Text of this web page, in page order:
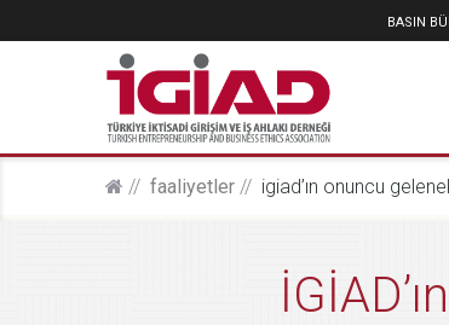
BASIN
faali̇yetler i̇gi̇ad’ın onuncu